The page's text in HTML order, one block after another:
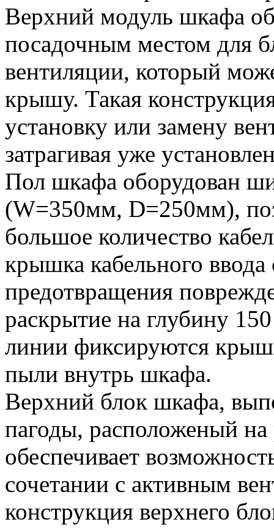
Верхний модуль шкафа
посадочным местом для
вентиляции, который
крышу. Такая
установку или замену
затрагивая уже
Пол шкафа оборудован
(W=350мм, D=250мм),
большое количество
крышка кабельного
предотвращения
раскрытие на глубину
линии фиксируются
пыли внутрь шкафа.
Верхний блок шкафа,
пагоды, расположеный
обеспечивает
сочетании с активным
конструкция верхнего